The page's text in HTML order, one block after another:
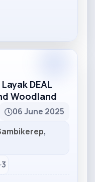
DEAL
Woodland
06 June 2025
,
3